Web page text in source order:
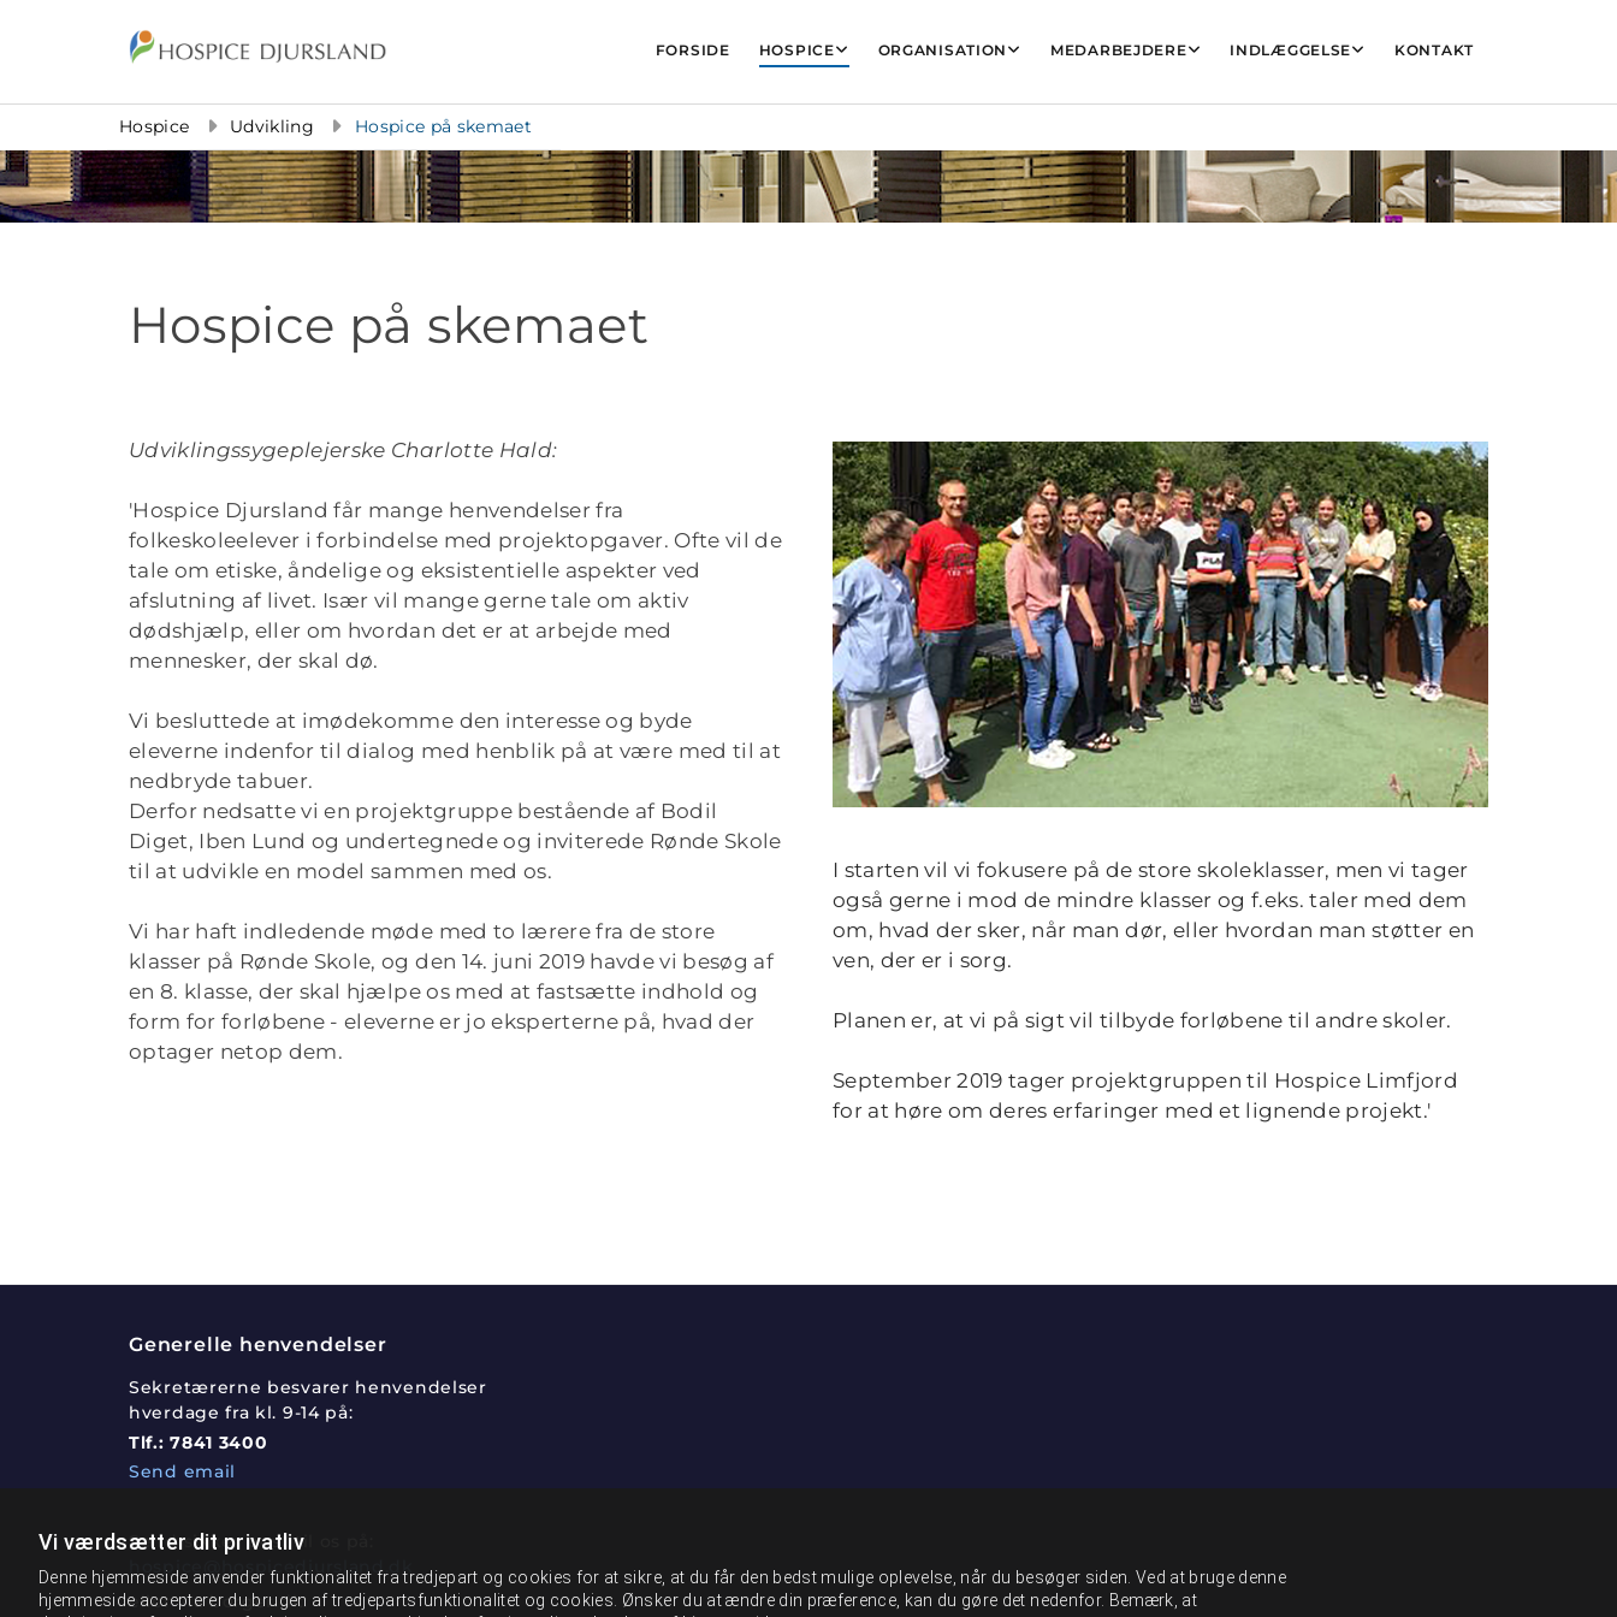
Vi værdsætter dit privatliv
Denne hjemmeside anvender funktionalitet fra tredjepart og cookies for at sikre, at du får den bedst mulige oplevelse, når du besøger siden. Ved at bruge denne
hjemmeside accepterer du brugen af tredjepartsfunktionalitet og cookies. Ønsker du at ændre din præference, kan du gøre det nedenfor. Bemærk, at
Gå til indhold
FORSIDE HOSPICE ORGANISATION MEDARBEJDERE INDLÆGGELSE KONTAKT
Hospice Udvikling Hospice på skemaet
Hospice på skemaet
Udviklingssygeplejerske Charlotte Hald:
'Hospice Djursland får mange henvendelser fra
folkeskoleelever i forbindelse med projektopgaver. Ofte vil de
tale om etiske, åndelige og eksistentielle aspekter ved
afslutning af livet. Især vil mange gerne tale om aktiv
dødshjælp, eller om hvordan det er at arbejde med
mennesker, der skal dø.
Vi besluttede at imødekomme den interesse og byde
eleverne indenfor til dialog med henblik på at være med til at
nedbryde tabuer.
Derfor nedsatte vi en projektgruppe bestående af Bodil
Diget, Iben Lund og undertegnede og inviterede Rønde Skole
til at udvikle en model sammen med os.
Vi har haft indledende møde med to lærere fra de store
klasser på Rønde Skole, og den 14. juni 2019 havde vi besøg af
en 8. klasse, der skal hjælpe os med at fastsætte indhold og
form for forløbene - eleverne er jo eksperterne på, hvad der
optager netop dem.
I starten vil vi fokusere på de store skoleklasser, men vi tager
også gerne i mod de mindre klasser og f.eks. taler med dem
om, hvad der sker, når man dør, eller hvordan man støtter en
ven, der er i sorg.
Planen er, at vi på sigt vil tilbyde forløbene til andre skoler.
September 2019 tager projektgruppen til Hospice Limfjord
for at høre om deres erfaringer med et lignende projekt.'
Generelle henvendelser
Sekretærerne besvarer henvendelser
hverdage fra kl. 9-14 på:
Tlf.:7841 3400
Send email
Send sikker post til os på:
hospice@hospicedjursland.dk
eller via borger.dk: